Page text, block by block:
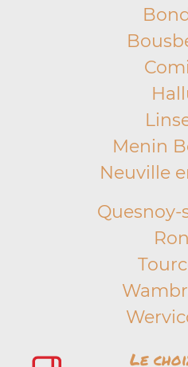
Menin
Neuville
Le